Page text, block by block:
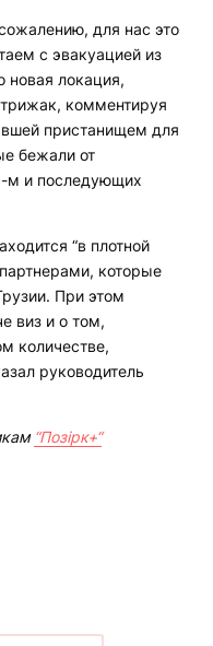
для нас это
с эвакуацией из
новая локация,
комментируя
пристанищем для
бежали от
м и последующих
“в плотной
которые
При этом
виз и о том,
количестве,
руководитель
“Позірк+“